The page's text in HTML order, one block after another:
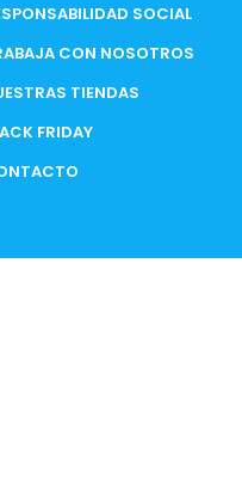
SOCIAL
CON NOSOTROS
TIENDAS
FRIDAY